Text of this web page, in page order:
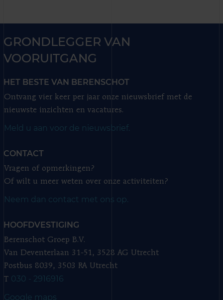
GRONDLEGGER VAN
VOORUITGANG
HET BESTE VAN BERENSCHOT
Ontvang vier keer per jaar onze nieuwsbrief met de
nieuwste inzichten en vacatures.
Meld u aan voor de nieuwsbrief.
CONTACT
Vragen of opmerkingen?
Of wilt u meer weten over onze activiteiten?
Neem dan contact met ons op.
HOOFDVESTIGING
Berenschot Groep B.V.
Van Deventerlaan 31-51, 3528 AG Utrecht
Postbus 8039, 3503 RA Utrecht
T 030 - 2916916
Google maps